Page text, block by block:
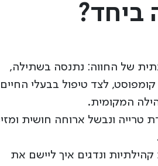
ביחד?
של החווה: נתנסה בשתילה,
קומפוסט, לצד טיפול בבעלי החיים
המקומית.
טרייה ונבשל ארוחה חושית
ונדגים איך ליישם את